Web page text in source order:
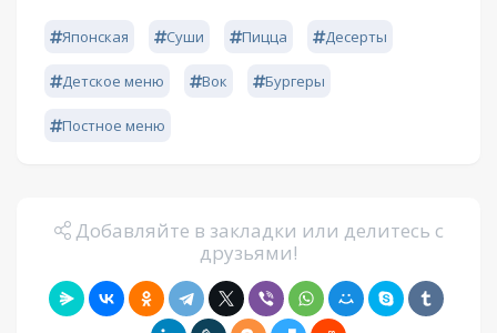
Японская Суши Пицца Десерты
Детское меню Вок Бургеры
Постное меню
Добавляйте в закладки или делитесь с
друзьями!